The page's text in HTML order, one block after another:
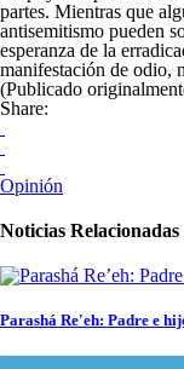
partes. Mientras que
antisemitismo pueden
esperanza de la
manifestación de odio,
(Publicado
Share:
Opinión
Noticias Relacionadas
Parashá Re'eh: Padre e